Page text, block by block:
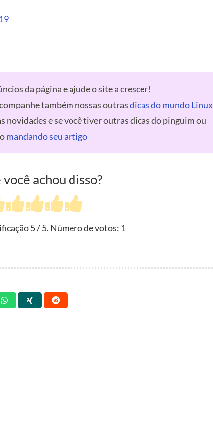
da página e ajude o site a crescer!
também nossas outrasdicas do mundo Linux
novidades e se você tiver outras dicas do pinguim ou
mandando seu artigo
achou disso?
5/ 5. Número de votos: 1